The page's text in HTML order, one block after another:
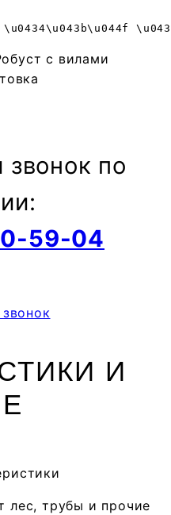
\u0434\u043b\u044f
по
59-04
И
лес, трубы и прочие